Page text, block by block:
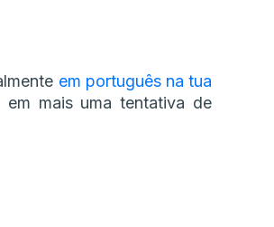
em português na tua
em mais uma tentativa de